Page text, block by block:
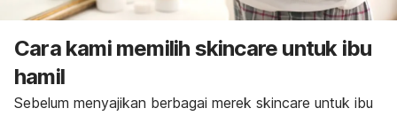
Cara kami memilih skincare untuk ibu
hamil
Sebelum menyajikan berbagai merek skincare untuk ibu